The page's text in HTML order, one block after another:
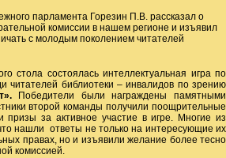
парламента Горезин П.В. рассказал о
комиссии в нашем регионе и изъявил
с молодым поколением читателей
стола состоялась интеллектуальная игра по
читателей библиотеки – инвалидов по зрению
Победители были награждены памятными
второй команды получили поощрительные
призы за активное участие в игре. Многие из
нашли ответы не только на интересующие их
правах, но и изъявили желание более тесно
комиссией.